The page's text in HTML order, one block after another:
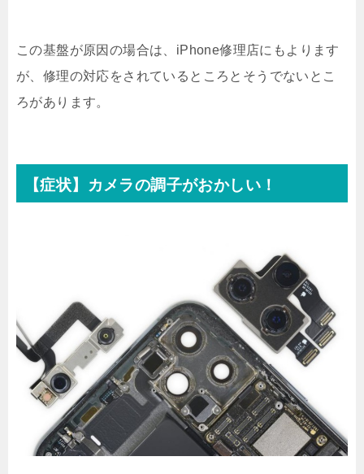
この基盤が原因の場合は、iPhone修理店にもよります
が、修理の対応をされているところとそうでないとこ
ろがあります。
【症状】カメラの調子がおかしい！